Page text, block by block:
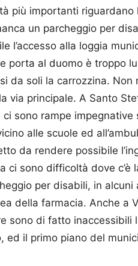
più importanti
un parcheggio per
l’accesso alla loggia
porta al duomo è troppo
da soli la carrozzina.
via principale. A Santo
ci sono rampe
alle scuole ed
da rendere possibile
ci sono difficoltà dove
per disabili, in
della farmacia. Anche a
sono di fatto
ed il primo piano del